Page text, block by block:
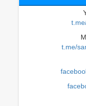
t.me/